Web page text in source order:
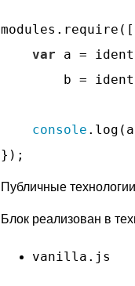
modules.require([
var a =
b =
console
Публичные
Блок реализован в
vanilla.js